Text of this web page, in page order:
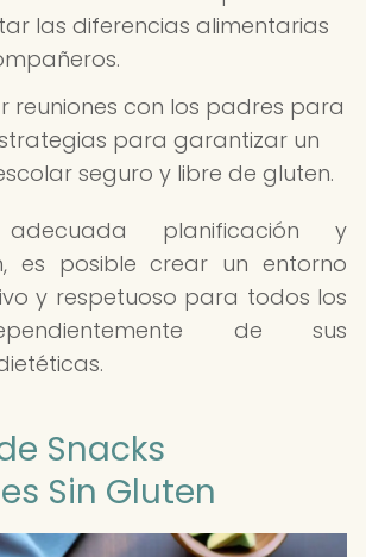
las diferencias alimentarias
reuniones con los padres para
para garantizar un
seguro y libre de gluten.
planificación y
es posible crear un entorno
y respetuoso para todos los
de sus
Snacks
Sin Gluten